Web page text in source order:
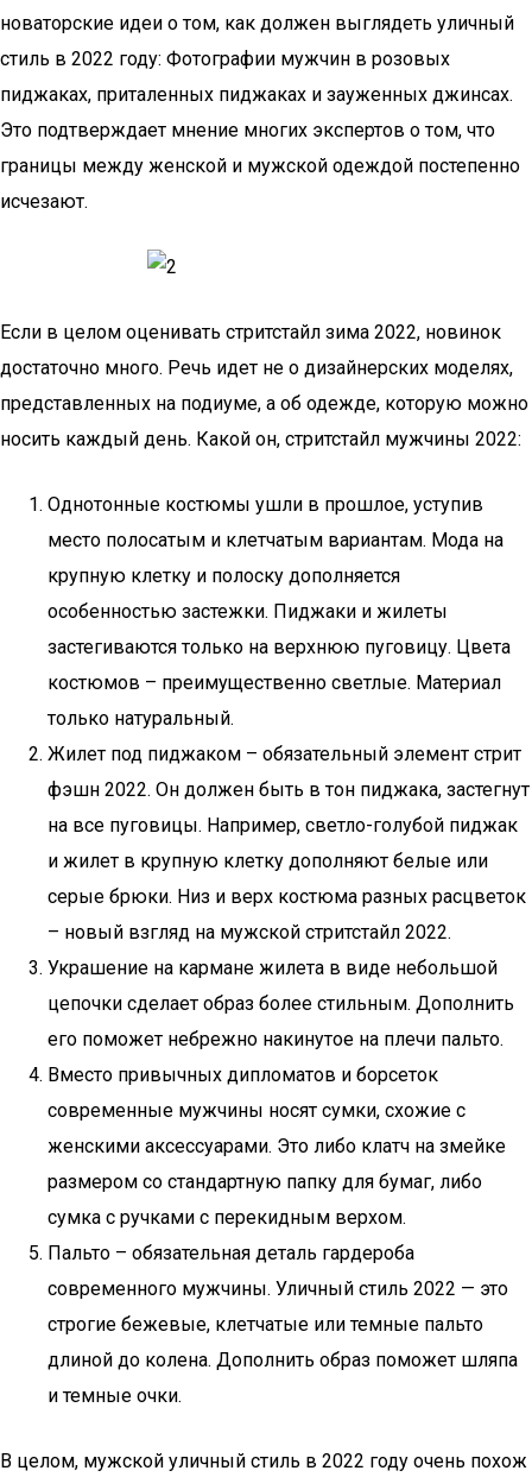
новаторские идеи о том, как должен выглядеть уличный
стиль в 2022 году: Фотографии мужчин в розовых
пиджаках, приталенных пиджаках и зауженных джинсах.
Это подтверждает мнение многих экспертов о том, что
границы между женской и мужской одеждой постепенно
исчезают.
Если в целом оценивать стритстайл зима 2022, новинок
достаточно много. Речь идет не о дизайнерских моделях,
представленных на подиуме, а об одежде, которую можно
носить каждый день. Какой он, стритстайл мужчины 2022:
Однотонные костюмы ушли в прошлое, уступив
место полосатым и клетчатым вариантам. Мода на
крупную клетку и полоску дополняется
особенностью застежки. Пиджаки и жилеты
застегиваются только на верхнюю пуговицу. Цвета
костюмов – преимущественно светлые. Материал
только натуральный.
Жилет под пиджаком – обязательный элемент стрит
фэшн 2022. Он должен быть в тон пиджака, застегнут
на все пуговицы. Например, светло-голубой пиджак
и жилет в крупную клетку дополняют белые или
серые брюки. Низ и верх костюма разных расцветок
– новый взгляд на мужской стритстайл 2022.
Украшение на кармане жилета в виде небольшой
цепочки сделает образ более стильным. Дополнить
его поможет небрежно накинутое на плечи пальто.
Вместо привычных дипломатов и борсеток
современные мужчины носят сумки, схожие с
женскими аксессуарами. Это либо клатч на змейке
размером со стандартную папку для бумаг, либо
сумка с ручками с перекидным верхом.
Пальто – обязательная деталь гардероба
современного мужчины. Уличный стиль 2022 — это
строгие бежевые, клетчатые или темные пальто
длиной до колена. Дополнить образ поможет шляпа
и темные очки.
В целом, мужской уличный стиль в 2022 году очень похож